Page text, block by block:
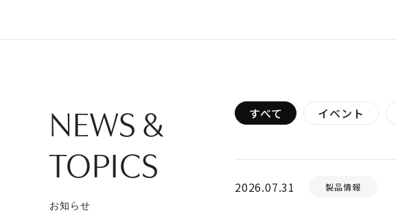
NEWS &
TOPICS
お知らせ
すべて イベント
2026.07.31 製品情報